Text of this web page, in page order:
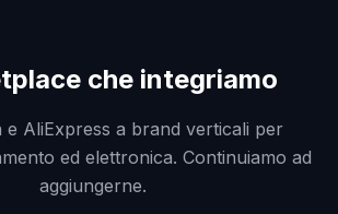
che integriamo
e AliExpress a brand verticali per
ed elettronica. Continuiamo ad
aggiungerne.